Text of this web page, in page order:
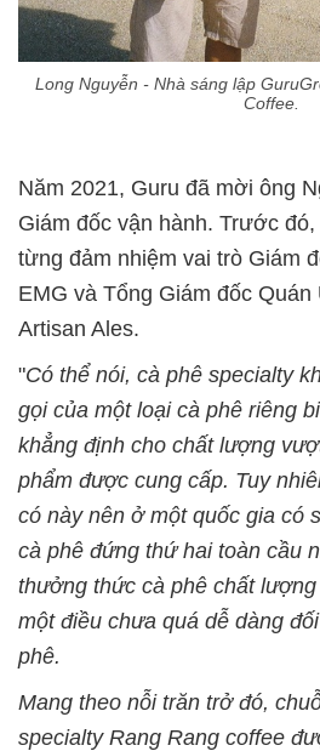
Long Nguyễn - Nhà sáng lập
Coffee.
Năm 2021, Guru đã mời ông
Giám đốc vận hành. Trước
từng đảm nhiệm vai trò Giám
EMG và Tổng Giám đốc Quán
Artisan Ales.
"Có thể nói, cà phê specialty
gọi của một loại cà phê riêng
khẳng định cho chất lượng
phẩm được cung cấp. Tuy
có này nên ở một quốc gia có
cà phê đứng thứ hai toàn cầu
thưởng thức cà phê chất
một điều chưa quá dễ dàng
phê.
Mang theo nỗi trăn trở đó,
specialty Rang Rang coffee